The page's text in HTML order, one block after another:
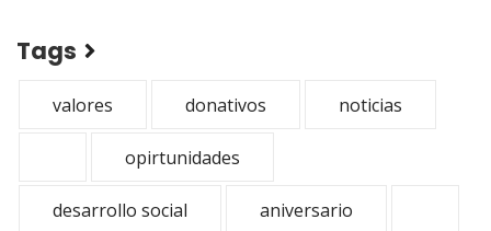
Tags
valores donativos noticias
opirtunidades
desarrollo social aniversario